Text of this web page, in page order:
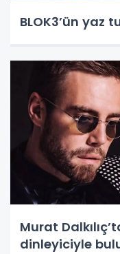
BLOK3’ün yaz
Murat
dinleyiciyle